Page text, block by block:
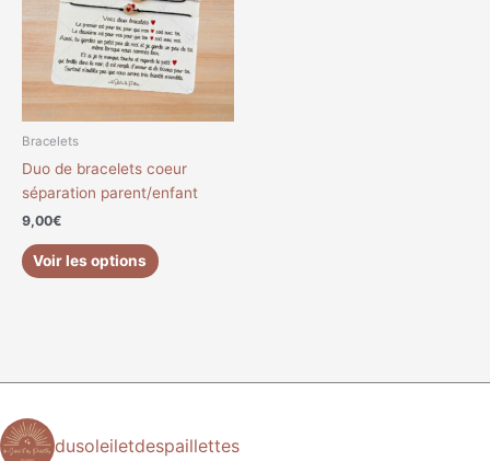
Bracelets
Duo de bracelets coeur
séparation parent/enfant
9,00€
Voir les options
variations.
Les
options
peuvent
être
sur
la
produit
dusoleiletdespaillettes